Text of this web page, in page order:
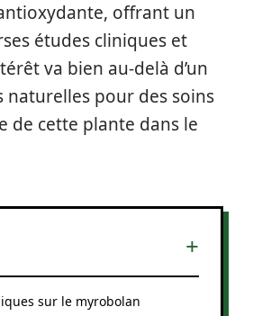
offrant un
études cliniques et
va bien au-delà d’un
pour des soins
de cette plante dans le
sur le myrobolan